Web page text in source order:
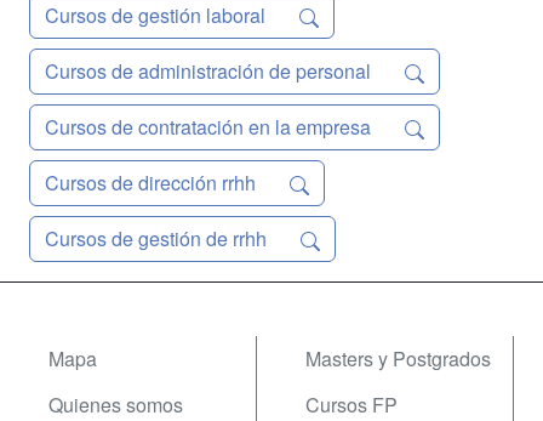
Cursos de gestión laboral
Cursos de administración de personal
Cursos de contratación en la empresa
Cursos de dirección rrhh
Cursos de gestión de rrhh
Mapa
Quienes somos
Masters y Postgrados
Cursos FP